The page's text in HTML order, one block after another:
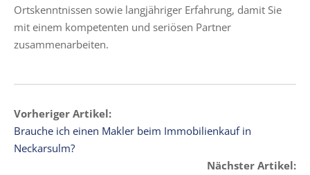
Ortskenntnissen sowie langjähriger Erfahrung, damit Sie
mit einem kompetenten und seriösen Partner
zusammenarbeiten.
Vorheriger Artikel:
Brauche ich einen Makler beim Immobilienkauf in
Neckarsulm?
Nächster Artikel: